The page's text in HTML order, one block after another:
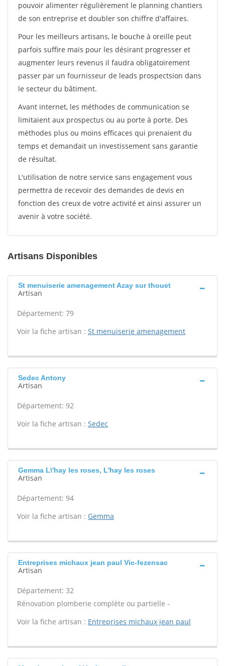
pouvoir alimenter régulièrement le planning chantiers
de son entreprise et doubler son chiffre d'affaires.
Pour les meilleurs artisans, le bouche à oreille peut
parfois suffire mais pour les désirant progresser et
augmenter leurs revenus il faudra obligatoirement
passer par un fournisseur de leads prospectsion dans
le secteur du bâtiment.
Avant internet, les méthodes de communication se
limitaient aux prospectus ou au porte à porte. Des
méthodes plus ou moins efficaces qui prenaient du
temps et demandait un investissement sans garantie
de résultat.
L'utilisation de notre service sans engagement vous
permettra de recevoir des demandes de devis en
fonction des creux de votre activité et ainsi assurer un
avenir à votre société.
Artisans Disponibles
St menuiserie amenagement Azay sur thouet
Artisan
Département: 79
Voir la fiche artisan : St menuiserie amenagement
Sedec Antony
Artisan
Département: 92
Voir la fiche artisan : Sedec
Gemma L\'hay les roses, L'hay les roses
Artisan
Département: 94
Voir la fiche artisan : Gemma
Entreprises michaux jean paul Vic-fezensac
Artisan
Département: 32
Rénovation plomberie complète ou partielle -
Voir la fiche artisan : Entreprises michaux jean paul